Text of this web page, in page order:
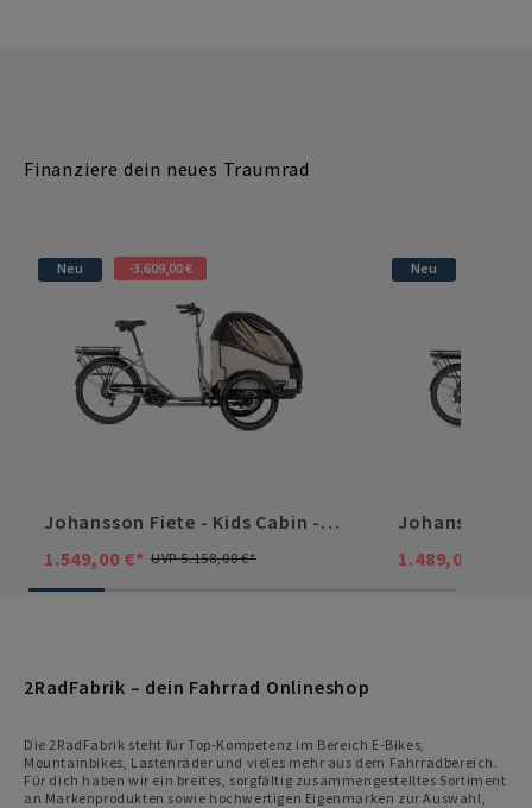
Finanziere dein neues Traumrad
Neu -3.609,00 €
Johansson Fiete - Kids Cabin -
L-TWOO 9-Gang - Brose Drive T
1.549,00 €* UVP 5.158,00 €*
Neu
Johansson
TWOO 9-
1.489,00 €*
2RadFabrik – dein Fahrrad Onlineshop
Die 2RadFabrik steht für Top-Kompetenz im Bereich E-Bikes,
Mountainbikes, Lastenräder und vieles mehr aus dem Fahrradbereich.
Für dich haben wir ein breites, sorgfältig zusammengestelltes Sortiment
an Markenprodukten sowie hochwertigen Eigenmarken zur Auswahl,